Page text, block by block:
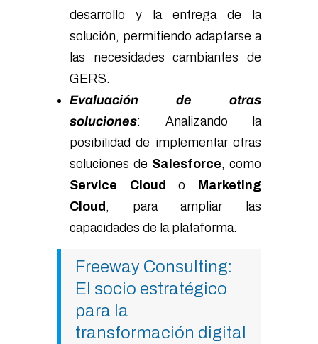
desarrollo y la entrega de la
solución, permitiendo adaptarse a
las necesidades cambiantes de
GERS.
Evaluación de otras
soluciones: Analizando la
posibilidad de implementar otras
soluciones de Salesforce, como
Service Cloud o Marketing
Cloud, para ampliar las
capacidades de la plataforma.
Freeway Consulting:
El socio estratégico
para la
transformación digital